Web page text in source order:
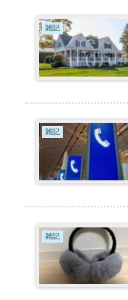
雑記
雑記
雑記